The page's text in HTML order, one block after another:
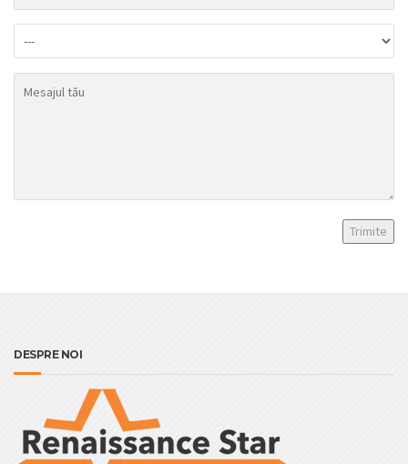
DESPRE NOI